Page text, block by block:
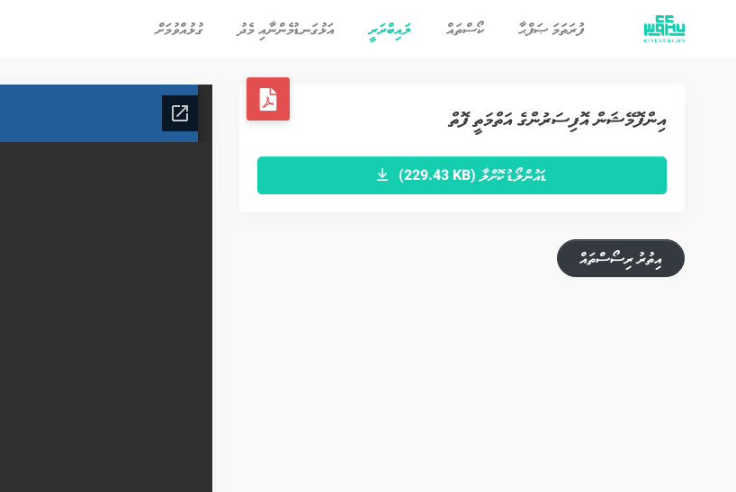
ފުރަތަމަ ޞަފްޙާ ކޯސްތައް ލައިބްރަރީ(current) އަޅުގަނޑުމެންނާއި މެދު ގުޅުއްވުމަށް
އިންފޮމޭޝަން އޮފިސަރުންގެ އަތްމަތީ ފޮތް
ޑައުންލޯޑު ކޮށްލާ(229.43 KB)
އިތުރު ރިސޯސްތައް